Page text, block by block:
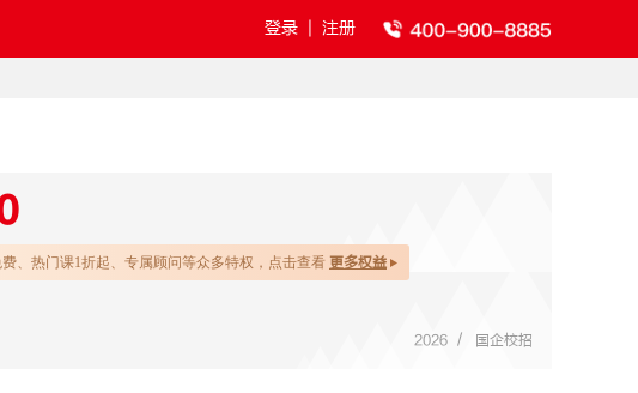
登录 注册
、热门课1折起、专属顾问等众多特权，点击查看 更多权益
2026 / 国企校招